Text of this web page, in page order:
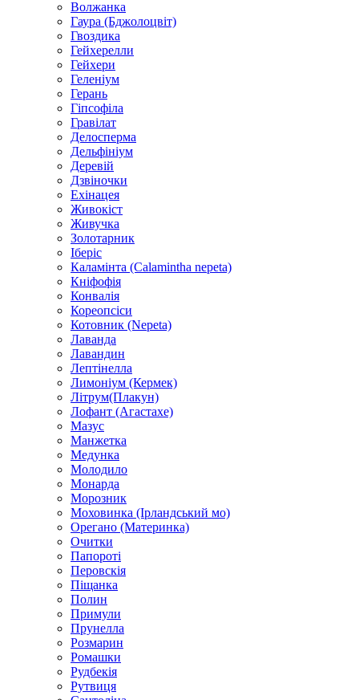
Волжанка
Гаура (Бджолоцвіт)
Гвоздика
Гейхерелли
Гейхери
Геленіум
Герань
Гіпсофіла
Гравілат
Делосперма
Дельфініум
Деревій
Дзвіночки
Ехінацея
Живокіст
Живучка
Золотарник
Іберіс
Каламінта (Calamintha nepeta)
Кніфофія
Конвалія
Кореопсіси
Котовник (Nepeta)
Лаванда
Лавандин
Лептінелла
Лимоніум (Кермек)
Літрум(Плакун)
Лофант (Агастахе)
Мазус
Манжетка
Медунка
Молодило
Монарда
Морозник
Моховинка (Ірландський мо)
Орегано (Материнка)
Очитки
Папороті
Перовскія
Піщанка
Полин
Примули
Прунелла
Розмарин
Ромашки
Рудбекія
Рутвиця